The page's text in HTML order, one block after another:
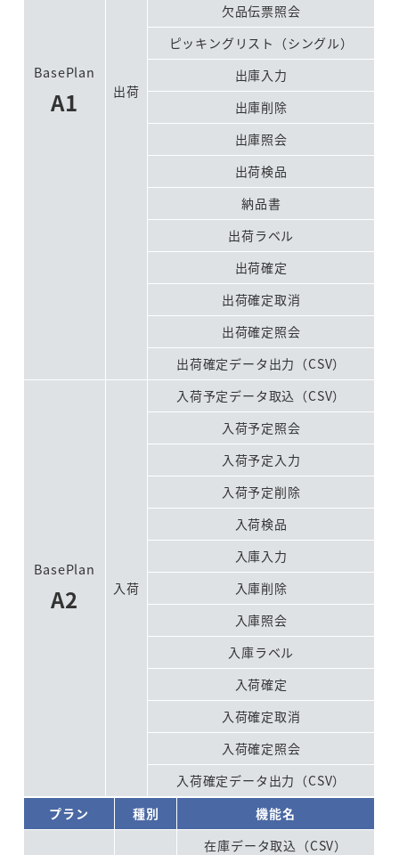
BasePlan
A1 出荷
欠品伝票照会
ピッキングリスト（シングル）
出庫入力
出庫削除
出庫照会
出荷検品
納品書
出荷ラベル
出荷確定
出荷確定取消
出荷確定照会
出荷確定データ出力（CSV）
BasePlan
A2 入荷
入荷予定データ取込（CSV）
入荷予定照会
入荷予定入力
入荷予定削除
入荷検品
入庫入力
入庫削除
入庫照会
入庫ラベル
入荷確定
入荷確定取消
入荷確定照会
入荷確定データ出力（CSV）
プラン
種別 機能名
在庫データ取込（CSV）